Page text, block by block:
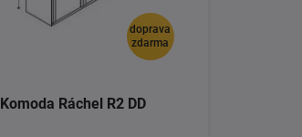
doprava
zdarma
Komoda Ráchel R2 DD